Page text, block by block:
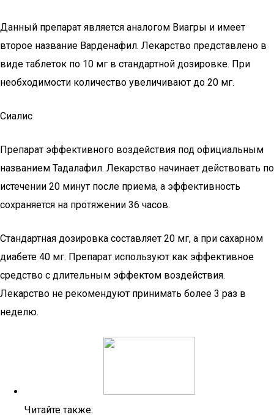
Данный препарат является аналогом Виагры и имеет
второе название Варденафил. Лекарство представлено в
виде таблеток по 10 мг в стандартной дозировке. При
необходимости количество увеличивают до 20 мг.
Сиалис
Препарат эффективного воздействия под официальным
названием Тадалафил. Лекарство начинает действовать по
истечении 20 минут после приема, а эффективность
сохраняется на протяжении 36 часов.
Стандартная дозировка составляет 20 мг, а при сахарном
диабете 40 мг. Препарат используют как эффективное
средство с длительным эффектом воздействия.
Лекарство не рекомендуют принимать более 3 раз в
неделю.
Читайте также: